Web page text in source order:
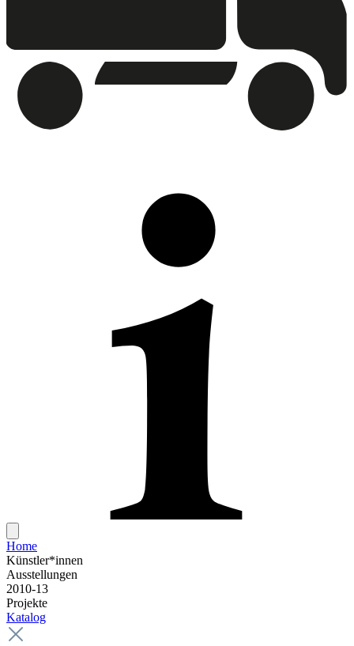
Home
Künstler*innen
Ausstellungen
2010-13
Projekte
Katalog